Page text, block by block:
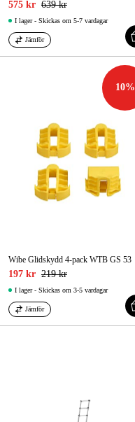
575 kr 639 kr
I lager - Skickas om 5-7 vardagar
Jämför
10%
Wibe Glidskydd 4-pack WTB GS 53
197 kr 219 kr
I lager - Skickas om 3-5 vardagar
Jämför